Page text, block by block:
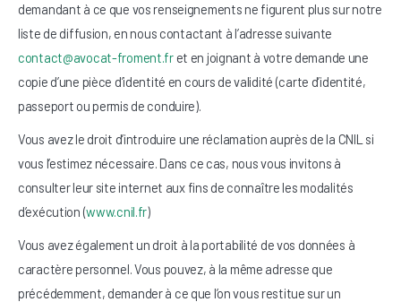
demandant à ce que vos renseignements ne figurent plus sur notre
liste de diffusion, en nous contactant à l’adresse suivante
contact@avocat-froment.fret en joignant à votre demande une
copie d’une pièce d’identité en cours de validité (carte d’identité,
passeport ou permis de conduire).
Vous avez le droit d’introduire une réclamation auprès de la CNIL si
vous l’estimez nécessaire. Dans ce cas, nous vous invitons à
consulter leur site internet aux fins de connaître les modalités
d’exécution (www.cnil.fr)
Vous avez également un droit à la portabilité de vos données à
caractère personnel. Vous pouvez, à la même adresse que
précédemment, demander à ce que l’on vous restitue sur un